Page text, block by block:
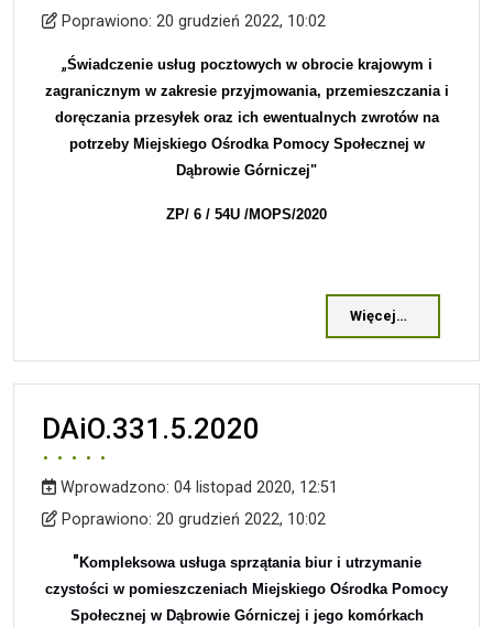
Wprowadzono
Poprawiono
Poprawiono: 20 grudzień 2022, 10:02
„Świadczenie usług pocztowych w obrocie krajowym i
zagranicznym w zakresie przyjmowania, przemieszczania i
doręczania przesyłek oraz ich ewentualnych zwrotów na
potrzeby Miejskiego Ośrodka Pomocy Społecznej w
Dąbrowie Górniczej"
ZP/ 6 / 54U /MOPS/2020
Więcej…
DAiO.331.5.2020
Wprowadzono
Wprowadzono: 04 listopad 2020, 12:51
Poprawiono
Poprawiono: 20 grudzień 2022, 10:02
" Kompleksowa usługa sprzątania biur i utrzymanie
czystości w pomieszczeniach Miejskiego Ośrodka Pomocy
Społecznej w Dąbrowie Górniczej i jego komórkach